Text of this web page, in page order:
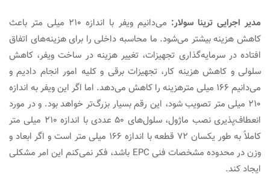
مدیر اجرایی ترینا سولار:
می‌دانیم ویفر با اندازه ۲۱۰ میلی متر باعث
کاهش هزینه بیشتر می‌شود. ما محاسبه داخلی را برای هزینه‌های اتفاق
افتاده در سرمایه‌گذاری تجهیزات، تغییر هزینه در ساخت ویفر، کاهش
سلولی و کاهش هزینه کار، تجهیزات برقی و کلیه امور انجام دادیم و
می‌دانیم ۱۶۶ میلی مترهزینه را کاهش می‌دهد. اما اگر این ویفر به اندازه
۲۱۰ میلی متر تصویب شود، این رقم بسیار بزرگ‌تر خواهد بود. و در مورد
انعطاف‌پذیری نصب ماژول، سلول‌های ۵۰ عددی با اندازه ۲۱۰ میلی متر
کاملاً به طور یکسان ۷۲ قطعه با اندازه ۱۶۶ میلی متر است و اگر ابعاد و
وزن در محدوده مشخصات فنی EPC باشد، فکر نمی‌کنم این امر مشکلی
ایجاد کند.